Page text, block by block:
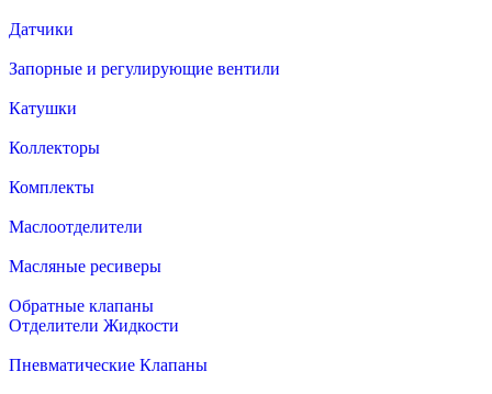
Датчики
Запорные и регулирующие вентили
Катушки
Коллекторы
Комплекты
Маслоотделители
Масляные ресиверы
Обратные клапаны
Отделители Жидкости
Пневматические Клапаны